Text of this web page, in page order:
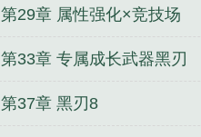
第29章 属性强化×竞技场
第33章 专属成长武器黑刃
第37章 黑刃8